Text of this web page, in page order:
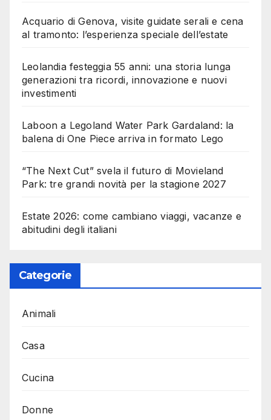
Acquario di Genova, visite guidate serali e cena
al tramonto: l’esperienza speciale dell’estate
Leolandia festeggia 55 anni: una storia lunga
generazioni tra ricordi, innovazione e nuovi
investimenti
Laboon a Legoland Water Park Gardaland: la
balena di One Piece arriva in formato Lego
“The Next Cut” svela il futuro di Movieland
Park: tre grandi novità per la stagione 2027
Estate 2026: come cambiano viaggi, vacanze e
abitudini degli italiani
Categorie
Animali
Casa
Cucina
Donne